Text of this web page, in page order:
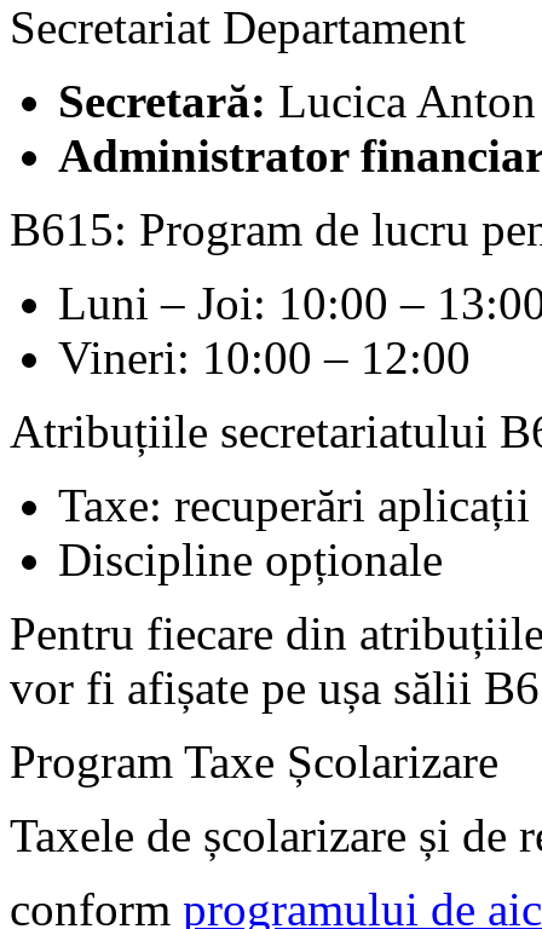
Secretariat Departament
Secretară: Lucica Anton
Administrator
B615: Program de lucru
Luni – Joi: 10:00 –
Vineri: 10:00 – 12:00
Atribuțiile secretariatului
Taxe: recuperări aplicații
Discipline opționale
Pentru fiecare din
vor fi afișate pe ușa sălii
Program Taxe Școlarizare
Taxele de școlarizare și de
conform programului de